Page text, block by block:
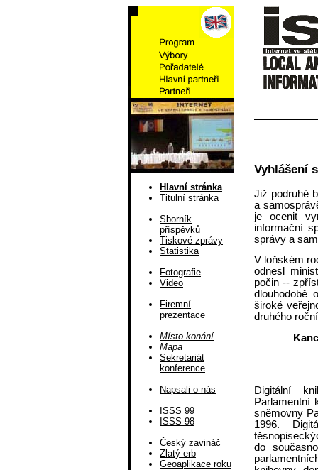
Hlavní stránka
Titulní stránka
Sborník
příspěvků
Tiskové zprávy
Statistika
Fotografie
Video
Firemní
prezentace
Místo konání
Mapa
Sekretariát
konference
Napsali o nás
ISSS 99
ISSS 98
Český zavináč
Zlatý erb
Geoaplikace roku
Vyhlášení
Již podruhé
a
je ocenit
informační
správy a
V loňském
odnesl
počin --
dlouhodobě
široké
druhého
Digitální
Parlamentní
sněmovny
1996.
do